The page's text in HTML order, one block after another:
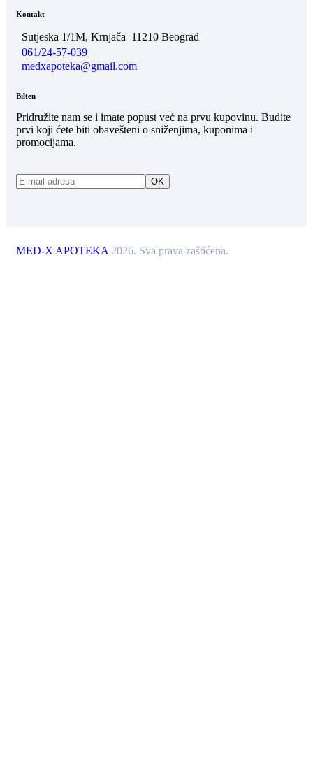
Kontakt
Sutjeska 1/1M, Krnjača 11210 Beograd
061/24-57-039
medxapoteka@gmail.com
Bilten
Pridružite nam se i imate popust već na prvu kupovinu. Budite
prvi koji ćete biti obavešteni o sniženjima, kuponima i
promocijama.
MED-X APOTEKA 2026. Sva prava zaštićena.